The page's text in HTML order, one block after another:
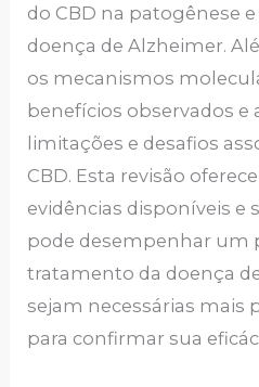
do CBD na patogênese
doença de Alzheimer.
os mecanismos
benefícios observados e
limitações e desafios
CBD. Esta revisão
evidências disponíveis e
pode desempenhar um
tratamento da doença
sejam necessárias mais
para confirmar sua